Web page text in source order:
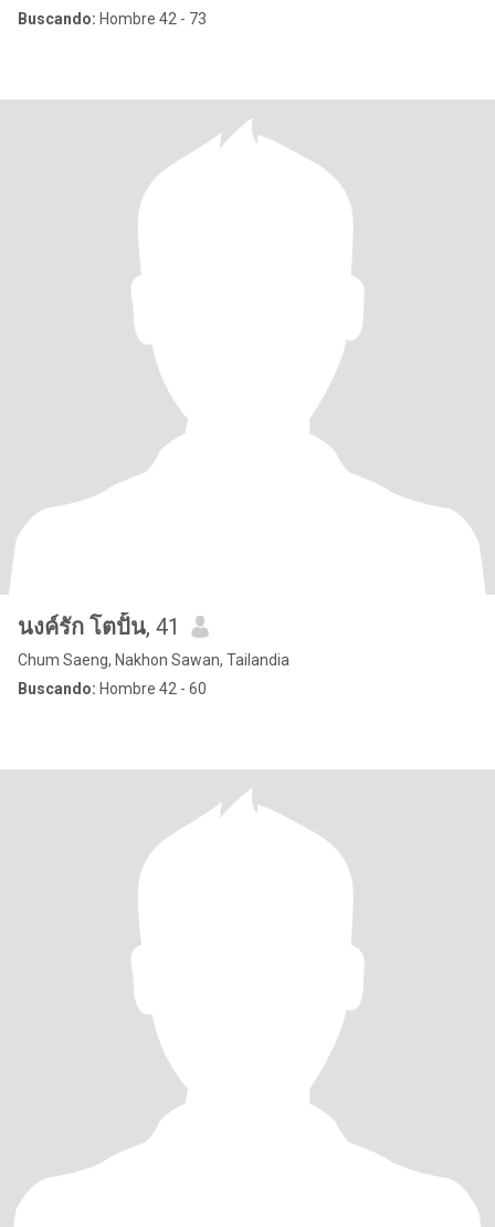
Buscando: Hombre 42 - 73
นงค์รัก โตปั้น, 41
Chum Saeng, Nakhon Sawan, Tailandia
Buscando: Hombre 42 - 60